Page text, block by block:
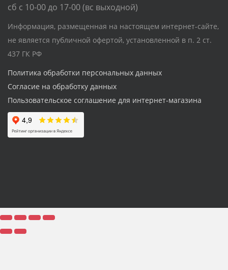
сб с 10-00 до 17-00 (вс выходной)
Информация, размещенная на настоящем интернет-сайте,
не является публичной офертой, установленной в п. 2 ст.
437 ГК РФ
Политика обработки персональных данных
Согласие на обработку данных
Пользовательское соглашение для интернет-магазина